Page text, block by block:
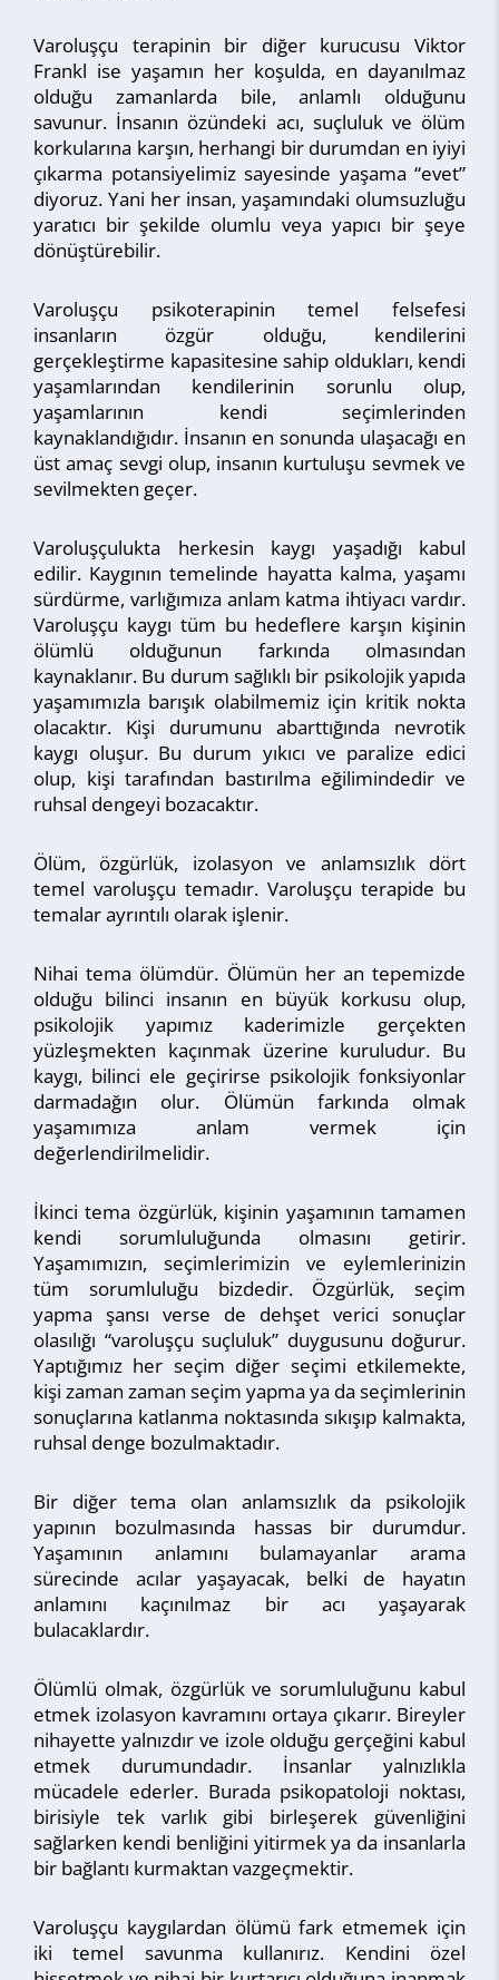
Varoluşçu terapinin bir diğer kurucusu Viktor
Frankl ise yaşamın her koşulda, en dayanılmaz
olduğu zamanlarda bile, anlamlı olduğunu
savunur. İnsanın özündeki acı, suçluluk ve ölüm
korkularına karşın, herhangi bir durumdan en iyiyi
çıkarma potansiyelimiz sayesinde yaşama “evet”
diyoruz. Yani her insan, yaşamındaki olumsuzluğu
yaratıcı bir şekilde olumlu veya yapıcı bir şeye
dönüştürebilir.
Varoluşçu psikoterapinin temel felsefesi
insanların özgür olduğu, kendilerini
gerçekleştirme kapasitesine sahip oldukları, kendi
yaşamlarından kendilerinin sorunlu olup,
yaşamlarının kendi seçimlerinden
kaynaklandığıdır. İnsanın en sonunda ulaşacağı en
üst amaç sevgi olup, insanın kurtuluşu sevmek ve
sevilmekten geçer.
Varoluşçulukta herkesin kaygı yaşadığı kabul
edilir. Kaygının temelinde hayatta kalma, yaşamı
sürdürme, varlığımıza anlam katma ihtiyacı vardır.
Varoluşçu kaygı tüm bu hedeflere karşın kişinin
ölümlü olduğunun farkında olmasından
kaynaklanır. Bu durum sağlıklı bir psikolojik yapıda
yaşamımızla barışık olabilmemiz için kritik nokta
olacaktır. Kişi durumunu abarttığında nevrotik
kaygı oluşur. Bu durum yıkıcı ve paralize edici
olup, kişi tarafından bastırılma eğilimindedir ve
ruhsal dengeyi bozacaktır.
Ölüm, özgürlük, izolasyon ve anlamsızlık dört
temel varoluşçu temadır. Varoluşçu terapide bu
temalar ayrıntılı olarak işlenir.
Nihai tema ölümdür. Ölümün her an tepemizde
olduğu bilinci insanın en büyük korkusu olup,
psikolojik yapımız kaderimizle gerçekten
yüzleşmekten kaçınmak üzerine kuruludur. Bu
kaygı, bilinci ele geçirirse psikolojik fonksiyonlar
darmadağın olur. Ölümün farkında olmak
yaşamımıza anlam vermek için
değerlendirilmelidir.
İkinci tema özgürlük, kişinin yaşamının tamamen
kendi sorumluluğunda olmasını getirir.
Yaşamımızın, seçimlerimizin ve eylemlerinizin
tüm sorumluluğu bizdedir. Özgürlük, seçim
yapma şansı verse de dehşet verici sonuçlar
olasılığı “varoluşçu suçluluk” duygusunu doğurur.
Yaptığımız her seçim diğer seçimi etkilemekte,
kişi zaman zaman seçim yapma ya da seçimlerinin
sonuçlarına katlanma noktasında sıkışıp kalmakta,
ruhsal denge bozulmaktadır.
Bir diğer tema olan anlamsızlık da psikolojik
yapının bozulmasında hassas bir durumdur.
Yaşamının anlamını bulamayanlar arama
sürecinde acılar yaşayacak, belki de hayatın
anlamını kaçınılmaz bir acı yaşayarak
bulacaklardır.
Ölümlü olmak, özgürlük ve sorumluluğunu kabul
etmek izolasyon kavramını ortaya çıkarır. Bireyler
nihayette yalnızdır ve izole olduğu gerçeğini kabul
etmek durumundadır. İnsanlar yalnızlıkla
mücadele ederler. Burada psikopatoloji noktası,
birisiyle tek varlık gibi birleşerek güvenliğini
sağlarken kendi benliğini yitirmek ya da insanlarla
bir bağlantı kurmaktan vazgeçmektir.
Varoluşçu kaygılardan ölümü fark etmemek için
iki temel savunma kullanırız. Kendini özel